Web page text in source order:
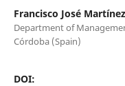
Francisco José
Department of
Córdoba (Spain)
DOI: